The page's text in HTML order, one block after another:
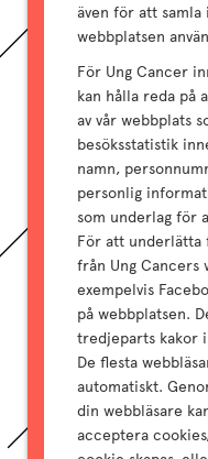
även för att
webbplatsen
För Ung Cancer
kan hålla reda på
av vår webbplats
besöksstatistik
namn,
personlig
som underlag för
För att underlätta
från Ung Cancers
exempelvis
på webbplatsen.
tredjeparts­ kakor
De flesta
automatiskt.
din webbläsare
acceptera